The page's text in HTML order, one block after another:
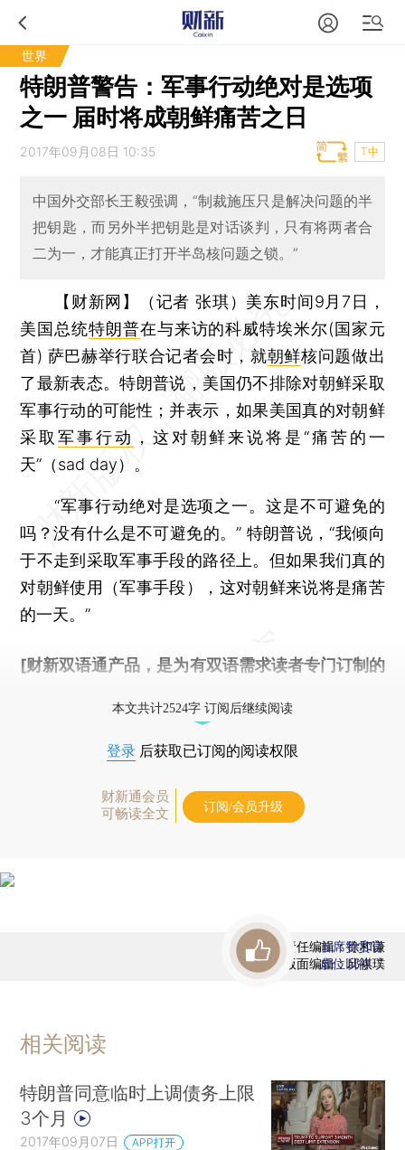
世界
特朗普警告：军事行动绝对是选项
之一 届时将成朝鲜痛苦之日
2017年09月08日 10:35 T中
中国外交部长王毅强调，“制裁施压只是解决问题的半
把钥匙，而另外半把钥匙是对话谈判，只有将两者合
二为一，才能真正打开半岛核问题之锁。”
【财新网】（记者 张琪） 美东时间9月7日，
美国总统特朗普在与来访的科威特埃米尔(国家元
首) 萨巴赫举行联合记者会时，就朝鲜核问题做出
了最新表态。特朗普说，美国仍不排除对朝鲜采取
军事行动的可能性；并表示，如果美国真的对朝鲜
采取军事行动 ，这对朝鲜来说将是“痛苦的一
天”（sad day）。
“军事行动绝对是选项之一。这是不可避免的
吗？没有什么是不可避免的。” 特朗普说，“我倾向
于不走到采取军事手段的路径上。但如果我们真的
对朝鲜使用（军事手段），这对朝鲜来说将是痛苦
的一天。”
[财新双语通产品，是为有双语需求读者专门订制的
本文共计2524字 订阅后继续阅读
登录 后获取已订阅的阅读权限
财新通会员
可畅读全文
订阅/会员升级
责任编辑：徐和谦
版面编辑：邱祺璞
首席赞赏官
虚位以待
相关阅读
特朗普同意临时上调债务上限
3个月
2017年09月07日 APP打开